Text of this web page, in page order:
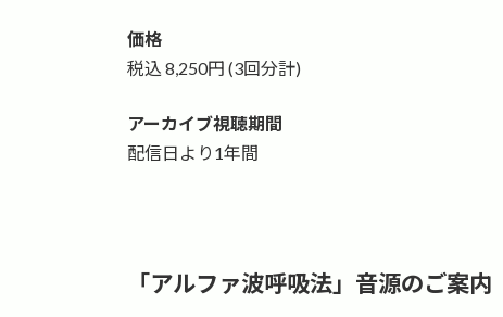
価格
税込 8,250円 (3回分計)
アーカイブ視聴期間
配信日より1年間
「アルファ波呼吸法」音源のご案内